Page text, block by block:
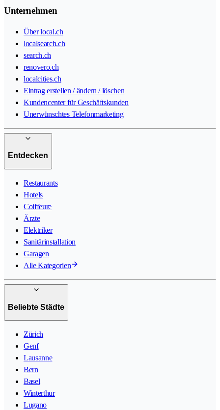
Unternehmen
Über local.ch
localsearch.ch
search.ch
renovero.ch
localcities.ch
Eintrag erstellen / ändern / löschen
Kundencenter für Geschäftskunden
Unerwünschtes Telefonmarketing
Entdecken
Restaurants
Hotels
Coiffeure
Ärzte
Elektriker
Sanitärinstallation
Garagen
Alle Kategorien
Beliebte Städte
Zürich
Genf
Lausanne
Bern
Basel
Winterthur
Lugano